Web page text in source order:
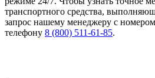
транспортного средства,
запрос нашему менеджеру с
телефону 8 (800) 511-61-85.